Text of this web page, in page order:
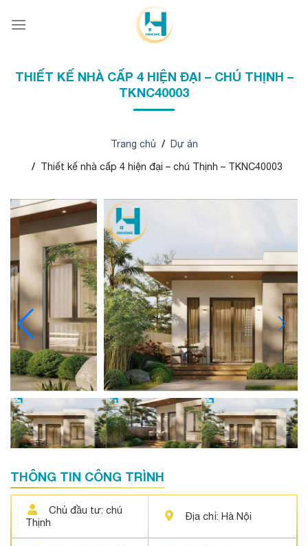
qua
THIẾT KẾ NHÀ CẤP 4 HIỆN ĐẠI – CHÚ THỊNH –
TKNC40003
Trang chủ Dự án
Thiết kế nhà cấp 4 hiện đại – chú Thịnh – TKNC40003
THÔNG TIN CÔNG TRÌNH
Chủ đầu tư: chú
Thịnh
Địa chỉ: Hà Nội